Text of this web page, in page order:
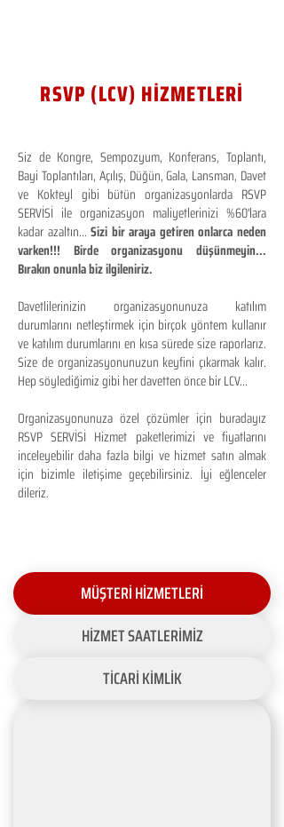
RSVP (LCV) HİZMETLERİ
Siz de Kongre, Sempozyum, Konferans, Toplantı,
Bayi Toplantıları, Açılış, Düğün, Gala, Lansman, Davet
ve Kokteyl gibi bütün organizasyonlarda RSVP
SERVİSİ ile organizasyon maliyetlerinizi %60'lara
kadar azaltın...Sizi bir araya getiren onlarca neden
varken!!! Birde organizasyonu düşünmeyin...
Bırakın onunla biz ilgileniriz.
Davetlilerinizin organizasyonunuza katılım
durumlarını netleştirmek için birçok yöntem kullanır
ve katılım durumlarını en kısa sürede size raporlarız.
Size de organizasyonunuzun keyfini çıkarmak kalır.
Hep söylediğimiz gibi her davetten önce bir LCV...
Organizasyonunuza özel çözümler için buradayız
RSVP SERVİSİ Hizmet paketlerimizi ve fiyatlarını
inceleyebilir daha fazla bilgi ve hizmet satın almak
için bizimle iletişime geçebilirsiniz. İyi eğlenceler
dileriz.
MÜŞTERİ HİZMETLERİ
HİZMET SAATLERİMİZ
TİCARİ KİMLİK